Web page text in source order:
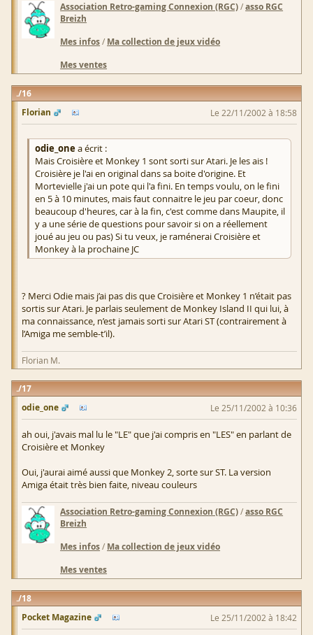
Association Retro-gaming Connexion (RGC)/asso RGC
Breizh
Mes infos/ Ma collection de jeux vidéo
Mes ventes
16
Florian
Le 22/11/2002 à 18:58
odie_onea écrit :
Mais Croisière et Monkey 1 sont sorti sur Atari. Je les ais !
Croisière je l'ai en original dans sa boite d'origine. Et
Mortevielle j'ai un pote qui l'a fini. En temps voulu, on le fini
en 5 à 10 minutes, mais faut connaitre le jeu par coeur, donc
beaucoup d'heures, car à la fin, c'est comme dans Maupite, il
y a une série de questions pour savoir si on a réellement
joué au jeu ou pas) Si tu veux, je raménerai Croisière et
Monkey à la prochaine JC
? Merci Odie mais j’ai pas dis que Croisière et Monkey 1 n’était pas
sortis sur Atari. Je parlais seulement de Monkey Island II qui lui, à
ma connaissance, n’est jamais sorti sur Atari ST (contrairement à
l’Amiga me semble-t’il).
Florian M.
17
odie_one
Le 25/11/2002 à 10:36
ah oui, j'avais mal lu le "LE" que j'ai compris en "LES" en parlant de
Croisière et Monkey
Oui, j'aurai aimé aussi que Monkey 2, sorte sur ST. La version
Amiga était très bien faite, niveau couleurs
Association Retro-gaming Connexion (RGC)/asso RGC
Breizh
Mes infos/ Ma collection de jeux vidéo
Mes ventes
18
Pocket Magazine
Le 25/11/2002 à 18:42